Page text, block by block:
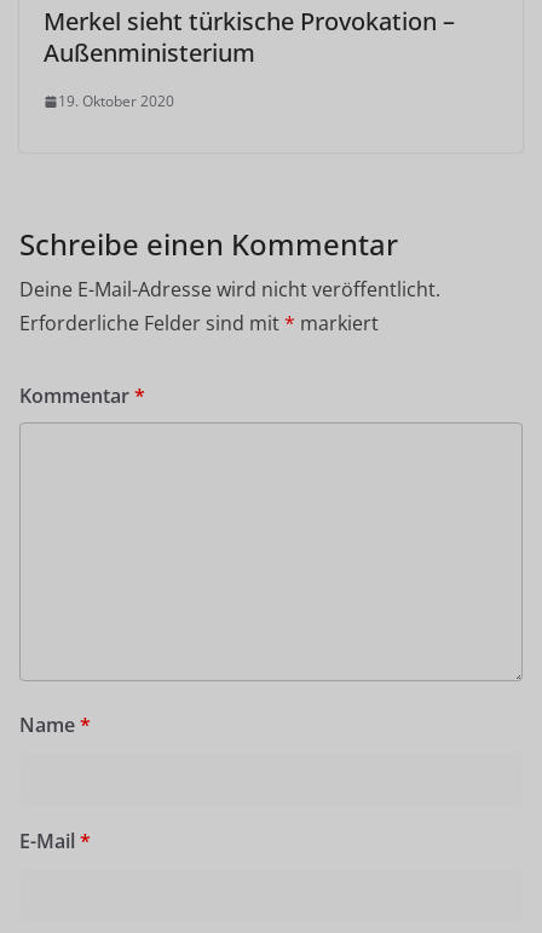
Merkel sieht türkische Provokation –
Außenministerium
19. Oktober 2020
Schreibe einen Kommentar
Deine E-Mail-Adresse wird nicht veröffentlicht.
Erforderliche Felder sind mit* markiert
Kommentar*
Name*
E-Mail *